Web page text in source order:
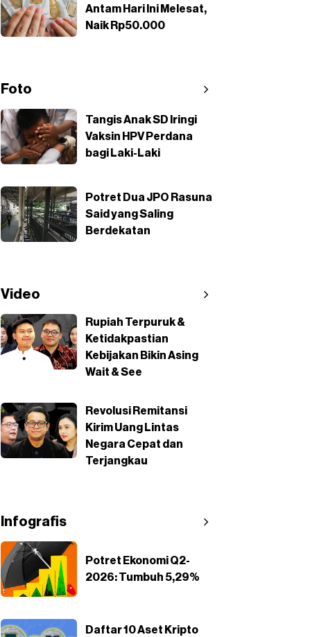
Antam Hari Ini Melesat,
Naik Rp50.000
Foto
Tangis Anak SD Iringi
Vaksin HPV Perdana
bagi Laki-Laki
Potret Dua JPO Rasuna
Said yang Saling
Berdekatan
Video
Rupiah Terpuruk &
Ketidakpastian
Kebijakan Bikin Asing
Wait & See
Revolusi Remitansi
Kirim Uang Lintas
Negara Cepat dan
Terjangkau
Infografis
Potret Ekonomi Q2-
2026: Tumbuh 5,29%
Daftar 10 Aset Kripto